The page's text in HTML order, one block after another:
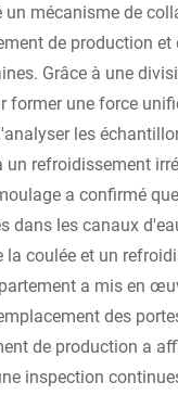
mécanisme de
de production
Grâce à une
une force
les
refroidissement
a confirmé
dans les canaux
coulée et un
a mis en
des
de production a
inspection